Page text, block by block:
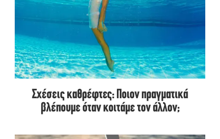
Σχέσεις καθρέφτες: Ποιον πραγματικά
βλέπουμε όταν κοιτάμε τον άλλον;